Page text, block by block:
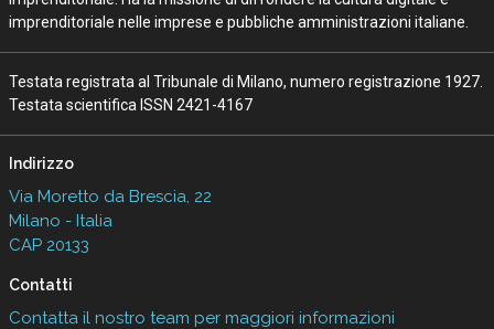
imprenditoriale nelle imprese e pubbliche amministrazioni italiane.
Testata registrata al Tribunale di Milano, numero registrazione 1927.
Testata scientifica ISSN 2421-4167
Indirizzo
Via Moretto da Brescia, 22
Milano - Italia
CAP 20133
Contatti
Contatta il nostro team per maggiori informazioni